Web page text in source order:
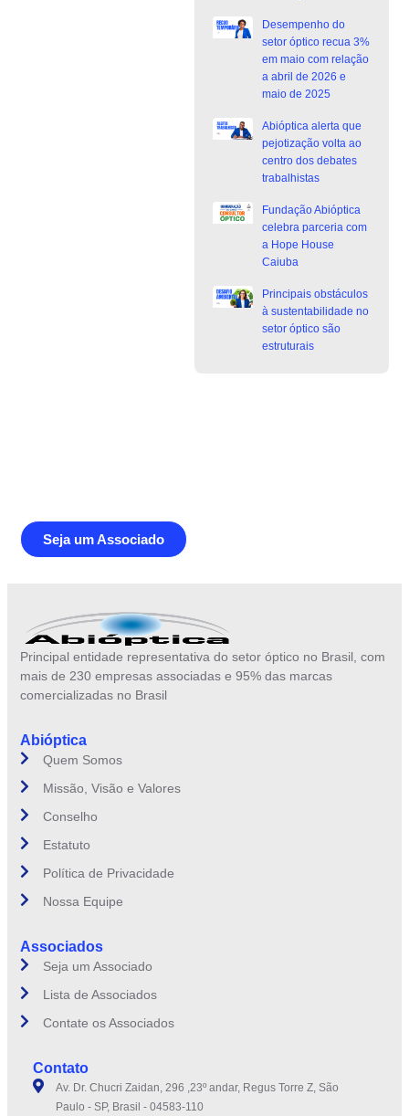
Desempenho do
setor óptico recua 3%
em maio com relação
a abril de 2026 e
maio de 2025
Abióptica alerta que
pejotização volta ao
centro dos debates
trabalhistas
Fundação Abióptica
celebra parceria com
a Hope House
Caiuba
Principais obstáculos
à sustentabilidade no
setor óptico são
estruturais
Seja um Associado
Principal entidade representativa do setor óptico no Brasil, com
mais de 230 empresas associadas e 95% das marcas
comercializadas no Brasil
Abióptica
Quem Somos
Missão, Visão e Valores
Conselho
Estatuto
Política de Privacidade
Nossa Equipe
Associados
Seja um Associado
Lista de Associados
Contate os Associados
Contato
Av. Dr. Chucri Zaidan, 296 ,23º andar, Regus Torre Z, São
Paulo - SP, Brasil - 04583-110